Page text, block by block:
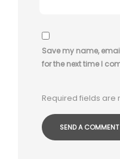
Save my name,
for the next time I
Required fields are